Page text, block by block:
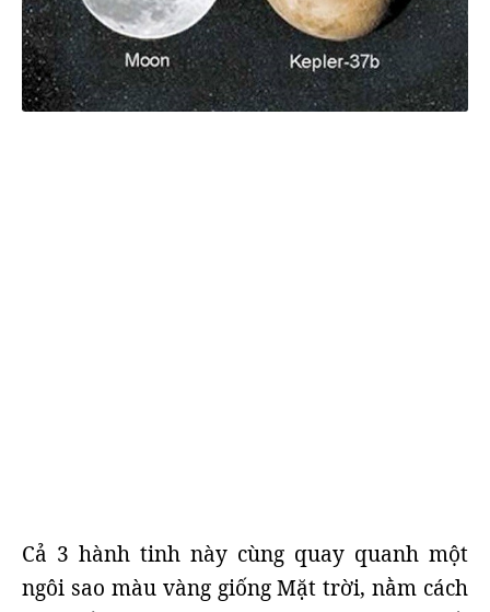
Cả 3 hành tinh này cùng quay quanh một
ngôi sao màu vàng giống Mặt trời, nằm cách